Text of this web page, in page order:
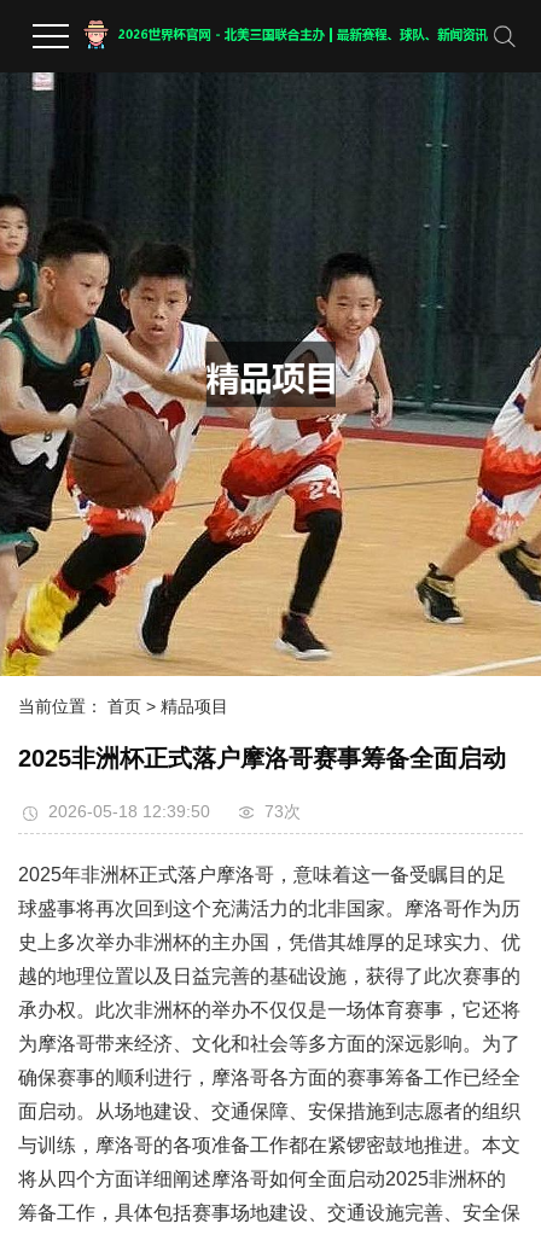
当前位置： 首页 > 精品项目
2025非洲杯正式落户摩洛哥赛事筹备全面启动
2026-05-18 12:39:50 73次
2025年非洲杯正式落户摩洛哥，意味着这一备受瞩目的足
球盛事将再次回到这个充满活力的北非国家。摩洛哥作为历
史上多次举办非洲杯的主办国，凭借其雄厚的足球实力、优
越的地理位置以及日益完善的基础设施，获得了此次赛事的
承办权。此次非洲杯的举办不仅仅是一场体育赛事，它还将
为摩洛哥带来经济、文化和社会等多方面的深远影响。为了
确保赛事的顺利进行，摩洛哥各方面的赛事筹备工作已经全
面启动。从场地建设、交通保障、安保措施到志愿者的组织
与训练，摩洛哥的各项准备工作都在紧锣密鼓地推进。本文
将从四个方面详细阐述摩洛哥如何全面启动2025非洲杯的
筹备工作，具体包括赛事场地建设、交通设施完善、安全保